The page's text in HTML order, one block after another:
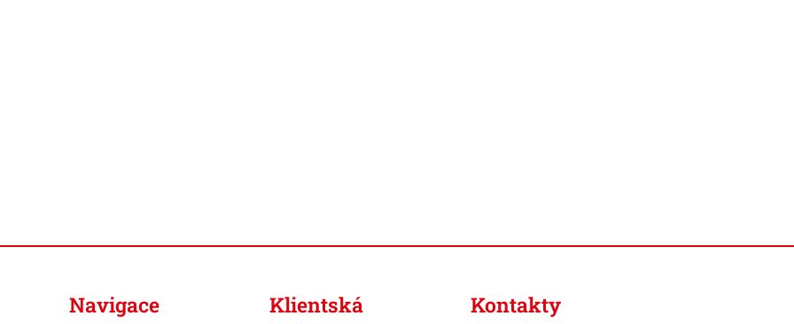
Navigace
Klientská
Kontakty